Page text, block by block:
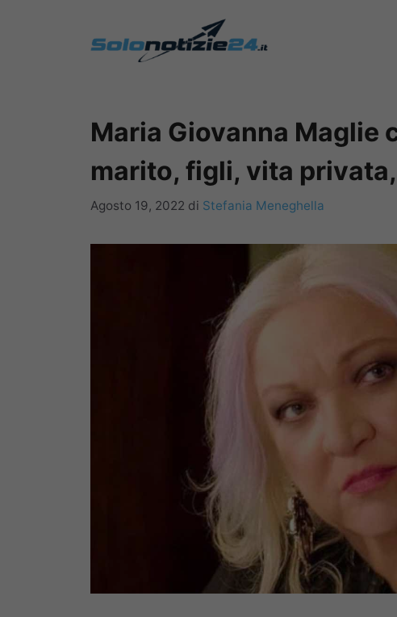
Maria Giovanna Maglie
marito, figli, vita
Agosto 19, 2022 di Stefania Meneghella